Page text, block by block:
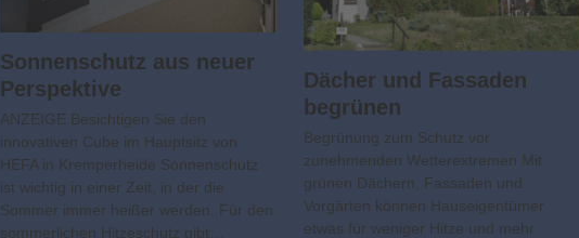
Sonnenschutz aus neuer
Perspektive
ANZEIGE Besichtigen Sie den
innovativen Cube im Hauptsitz von
HEFA in Kremperheide Sonnenschutz
ist wichtig in einer Zeit, in der die
Sommer immer heißer werden. Für den
sommerlichen Hitzeschutz gibt…
Dächer und Fassaden
begrünen
Begrünung zum Schutz vor
zunehmenden Wetterextremen Mit
grünen Dächern, Fassaden und
Vorgärten können Hauseigentümer
etwas für weniger Hitze und mehr